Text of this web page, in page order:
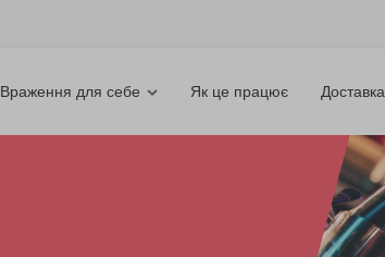
Враження для себе Як це працює Доставка